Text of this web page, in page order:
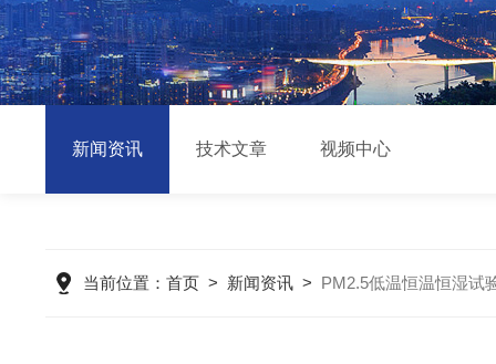
新闻资讯 技术文章 视频中心
当前位置： 首页> 新闻资讯> PM2.5低温恒温恒湿试